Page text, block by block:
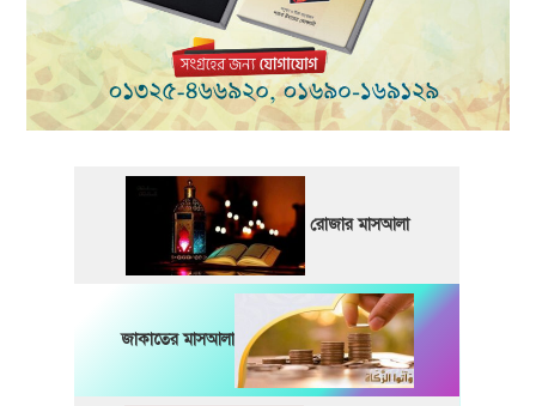
রোজার মাসআলা
জাকাতের মাসআলা